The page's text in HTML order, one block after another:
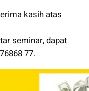
kasih atas
seminar, dapat
77.